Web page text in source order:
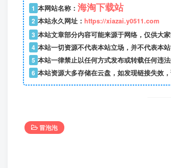
1 本网站名称： 海淘下载站
2 本站永久网址： https://xiazai.y0511.com
3 本站文章部分内容可能来源于网络，仅供大
4 本站一切资源不代表本站立场，并不代表本
5 本站一律禁止以任何方式发布或转载任何违
6 本站资源大多存储在云盘，如发现链接失效
冒泡泡